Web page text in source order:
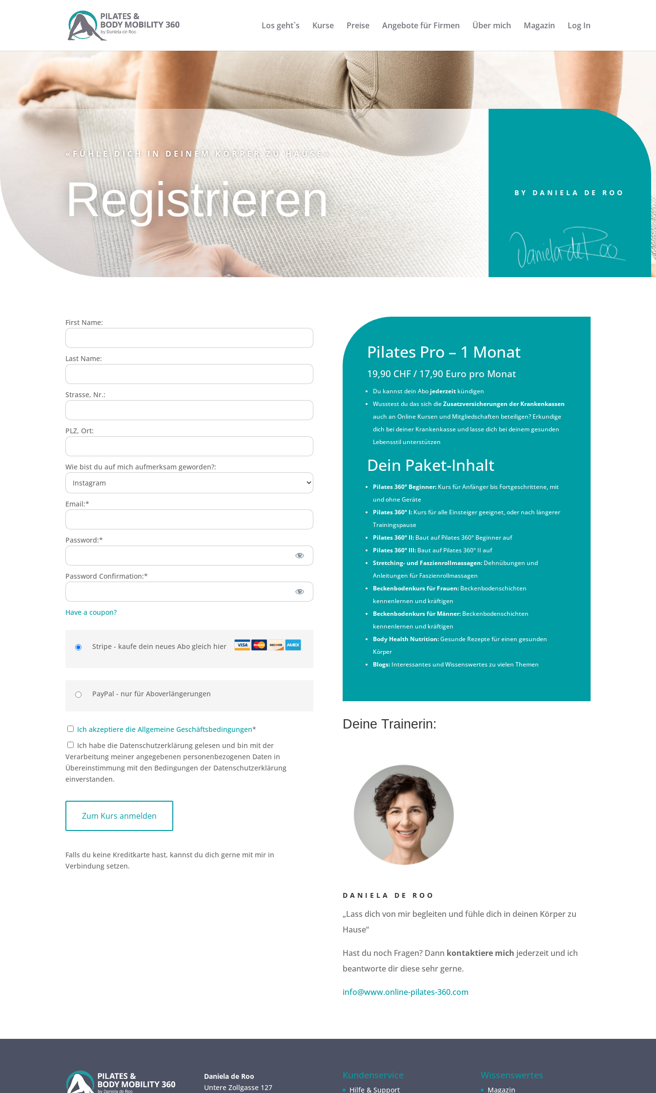
Los geht`s Kurse Preise Angebote für Firmen Über mich Magazin Log In
«FÜHLE DICH IN DEINEM KÖRPER ZU HAUSE»
Registrieren BY DANIELA DE ROO
First Name:
Last Name:
Strasse, Nr.:
PLZ, Ort:
Wie bist du auf mich aufmerksam geworden?:
Email:*
Password:*
Password Confirmation:*
Have a coupon?
Stripe - kaufe dein neues Abo gleich hier
PayPal - nur für Aboverlängerungen
Ich akzeptiere die Allgemeine Geschäftsbedingungen*
Ich habe die Datenschutzerklärung gelesen und bin mit der
Verarbeitung meiner angegebenen personenbezogenen Daten in
Übereinstimmung mit den Bedingungen der Datenschutzerklärung
einverstanden.
Falls du keine Kreditkarte hast, kannst du dich gerne mit mir in
Verbindung setzen.
Pilates Pro – 1 Monat
19,90 CHF / 17,90 Euro pro Monat
Du kannst dein Abo jederzeitkündigen
Wusstest du das sich dieZusatzversicherungen der Krankenkassen
auch an Online Kursen und Mitgliedschaften beteiligen? Erkundige
dich bei deiner Krankenkasse und lasse dich bei deinem gesunden
Lebensstil unterstützen
Dein Paket-Inhalt
Pilates 360° Beginner:Kurs für Anfänger bis Fortgeschrittene, mit
und ohne Geräte
Pilates 360° I:Kurs für alle Einsteiger geeignet, oder nach längerer
Trainingspause
Pilates 360° II:Baut auf Pilates 360° Beginner auf
Pilates 360° III:Baut auf Pilates 360° II auf
Stretching- und Faszienrollmassagen:Dehnübungen und
Anleitungen für Faszienrollmassagen
Beckenbodenkurs für Frauen:Beckenbodenschichten
kennenlernen und kräftigen
Beckenbodenkurs für Männer:Beckenbodenschichten
kennenlernen und kräftigen
Body Health Nutrition:Gesunde Rezepte für einen gesunden
Körper
Blogs:Interessantes und Wissenswertes zu vielen Themen
Deine Trainerin:
DANIELA DE ROO
„Lass dich von mir begleiten und fühle dich in deinen Körper zu
Hause“
Hast du noch Fragen? Dann kontaktiere mich jederzeit und ich
beantworte dir diese sehr gerne.
info@www.online-pilates-360.com
Daniela de Roo
Untere Zollgasse 127
Kundenservice
Hilfe & Support
Wissenswertes
Magazin